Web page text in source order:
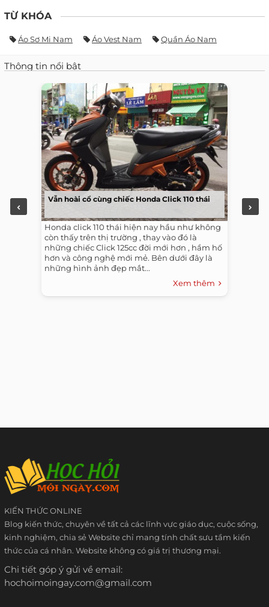
TỪ KHÓA
Áo Sơ Mi Nam Áo Vest Nam Quần Áo Nam
Thông tin nổi bật
Vẫn hoài cổ cùng chiếc Honda Click 110 thái
Honda click 110 thái hiện nay hầu như không
còn thấy trên thị trường , thay vào đó là
những chiếc Click 125cc đời mới hơn , hầm hố
hơn và công nghệ mới mẻ. Bên dưới đây là
những hình ảnh đẹp mắt...
Xem thêm
KIẾN THỨC ONLINE
Blog kiến thức, chuyên về tất cả các lĩnh vực giáo dục, cuộc sống,
kinh nghiệm, chia sẻ Website chỉ mang tính chất sưu tầm kiến
thức của cá nhân. Website không có giá trị thương mại.
Chi tiết góp ý gửi về email:
hochoimoingay.com@gmail.com